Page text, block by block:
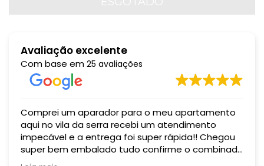
Avaliação excelente
Com base em 25 avaliações
Comprei um aparador para o meu apartamento
aqui no vila da serra recebi um atendimento
impecável e a entrega foi super rápida!! Chegou
super bem embalado tudo confirme o combinado
! Era uma peça bem grande! Recomendo muito